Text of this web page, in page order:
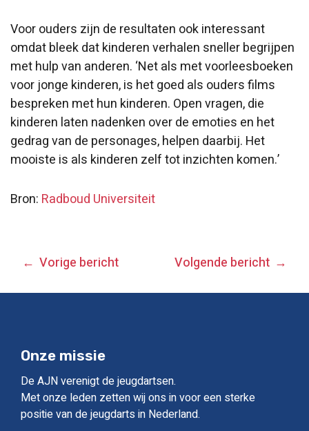
Voor ouders zijn de resultaten ook interessant
omdat bleek dat kinderen verhalen sneller begrijpen
met hulp van anderen. ‘Net als met voorleesboeken
voor jonge kinderen, is het goed als ouders films
bespreken met hun kinderen. Open vragen, die
kinderen laten nadenken over de emoties en het
gedrag van de personages, helpen daarbij. Het
mooiste is als kinderen zelf tot inzichten komen.’
Bron: Radboud Universiteit
BERICHT
NAVIGATIE
Vorige bericht Volgende bericht
Onze missie
De AJN verenigt de jeugdartsen.
Met onze leden zetten wij ons in voor een sterke
positie van de jeugdarts in Nederland.